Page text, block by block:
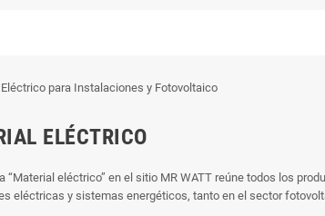
ELÉCTRICO
“Material eléctrico” en el sitio MR WATT reúne todos los
eléctricas y sistemas energéticos, tanto en el sector